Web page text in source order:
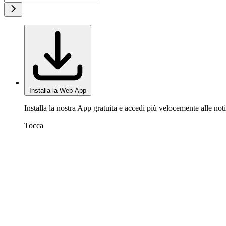
Installa la Web App
Installa la nostra App gratuita e accedi più velocemente alle
Tocca